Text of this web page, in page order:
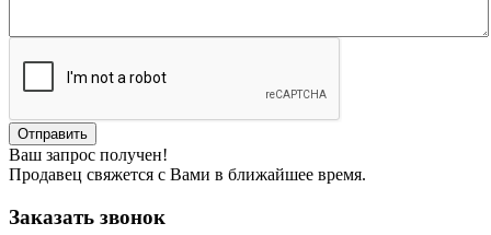
Ваш запрос получен!
Продавец свяжется с Вами в ближайшее время.
Заказать звонок